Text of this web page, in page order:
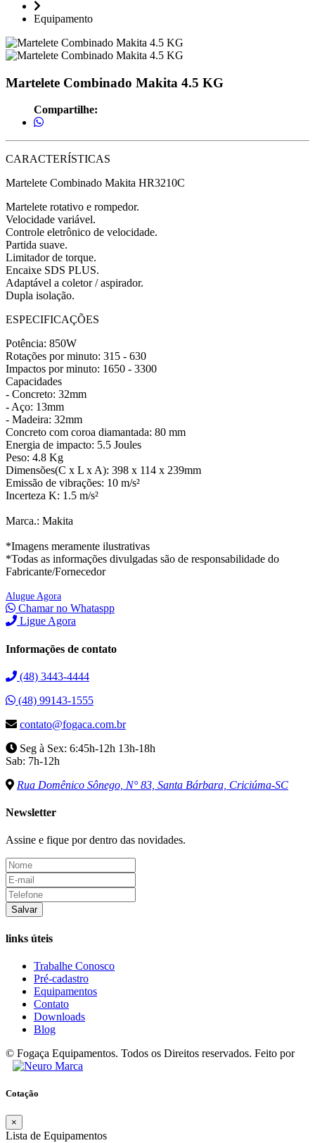
Equipamento
Martelete Combinado Makita 4.5 KG
Compartilhe:
CARACTERÍSTICAS
Martelete Combinado Makita HR3210C
Martelete rotativo e rompedor.
Velocidade variável.
Controle eletrônico de velocidade.
Partida suave.
Limitador de torque.
Encaixe SDS PLUS.
Adaptável a coletor / aspirador.
Dupla isolação.
ESPECIFICAÇÕES
Potência: 850W
Rotações por minuto: 315 - 630
Impactos por minuto: 1650 - 3300
Capacidades
- Concreto: 32mm
- Aço: 13mm
- Madeira: 32mm
Concreto com coroa diamantada: 80 mm
Energia de impacto: 5.5 Joules
Peso: 4.8 Kg
Dimensões(C x L x A): 398 x 114 x 239mm
Emissão de vibrações: 10 m/s²
Incerteza K: 1.5 m/s²
Marca.: Makita
*Imagens meramente ilustrativas
*Todas as informações divulgadas são de responsabilidade do
Fabricante/Fornecedor
Alugue Agora
Chamar no Whataspp
Ligue Agora
Informações de contato
(48) 3443-4444
(48) 99143-1555
contato@fogaca.com.br
Seg à Sex: 6:45h-12h 13h-18h
Sab: 7h-12h
Rua Domênico Sônego, N° 83, Santa Bárbara, Criciúma-SC
Newsletter
Assine e fique por dentro das novidades.
Salvar
links úteis
Trabalhe Conosco
Pré-cadastro
Equipamentos
Contato
Downloads
Blog
© Fogaça Equipamentos. Todos os Direitos reservados. Feito por
Cotação
×
Lista de Equipamentos